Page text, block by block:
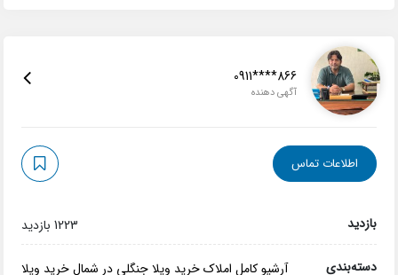
0911****866
آگهی دهنده
اطلاعات تماس
بازدید 1223 بازدید
دسته‌بندی آرشیو کامل املاک خرید ویلا جنگلی در شمال خرید ویلا